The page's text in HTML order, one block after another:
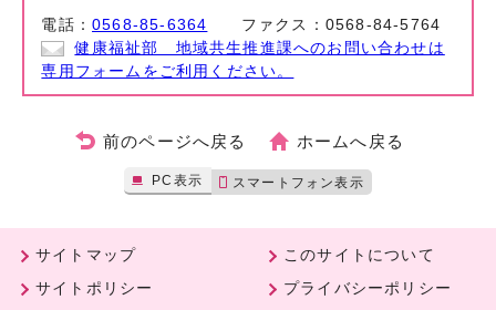
電話：0568-85-6364 ファクス：0568-84-5764
健康福祉部 地域共生推進課へのお問い合わせは
専用フォームをご利用ください。
前のページへ戻る ホームへ戻る
PC表示 スマートフォン表示
サイトマップ
このサイトについて
サイトポリシー
プライバシーポリシー